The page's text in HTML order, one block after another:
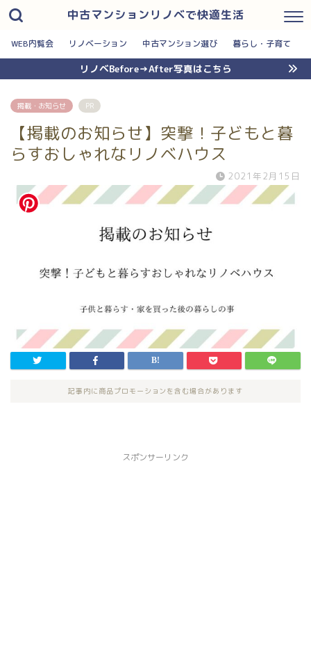
中古マンションリノベで快適生活
WEB内覧会 リノベーション 中古マンション選び 暮らし・子育て
リノベBefore→After写真はこちら
掲載・お知らせ PR
【掲載のお知らせ】突撃！子どもと暮
らすおしゃれなリノベハウス
2021年2月15日
記事内に商品プロモーションを含む場合があります
スポンサーリンク